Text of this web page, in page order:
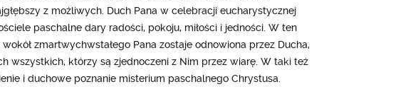
z możliwych. Duch Pana w celebracji eucharystycznej
paschalne dary radości, pokoju, miłości i jedności. W ten
zmartwychwstałego Pana zostaje odnowiona przez Ducha,
wszystkich, którzy są zjednoczeni z Nim przez wiarę. W taki też
i duchowe poznanie misterium paschalnego Chrystusa.